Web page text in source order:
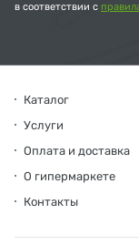
в соответствии с
Каталог
Услуги
Оплата и доставка
О гипермаркете
Контакты